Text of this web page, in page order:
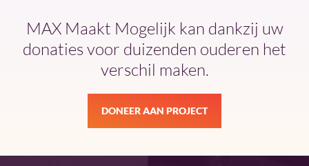
MAX Maakt Mogelijk kan dankzij uw
donaties voor duizenden ouderen het
verschil maken.
DONEER AAN PROJECT